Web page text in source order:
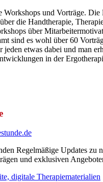
Workshops und Vorträge. Die
die Handtherapie,
über
sind es wohl über 60
etwas dabei und man
in der
Regelmäßige Updates zu
und exklusiven
digitale Therapiematerialien